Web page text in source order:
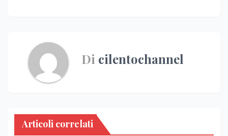
Di cilentochannel
Articoli correlati